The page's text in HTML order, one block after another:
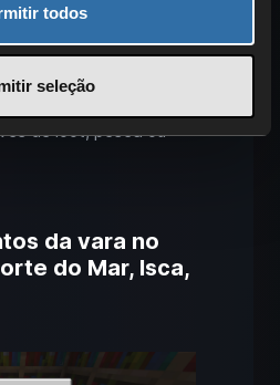
todos
seleção
um Canalizador
umCoração do
de loot, pesca ou
da vara no
do Mar, Isca,